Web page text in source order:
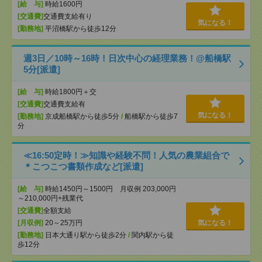
[給 与] 時給1600円
[交通費]交通費支給有り
[勤務地] 平沼橋駅から徒歩12分
気になる！
週3日／10時～16時！日次中心の経理業務！@船橋駅
5分[派遣]
[給 与] 時給1800円＋交
[交通費]交通費支給有
[勤務地] 京成船橋駅から徒歩5分 / 船橋駅から徒歩7
分
気になる！
≪16:50定時！≫知識や経験不問！人気の農業組合で
＊こつこつ書類作成など[派遣]
[給 与] 時給1450円～1500円 月収例 203,000円
～210,000円+残業代
[交通費]全額支給
[月収例] 20～25万円
[勤務地] 日本大通り駅から徒歩2分 / 関内駅から徒
歩12分
気になる！